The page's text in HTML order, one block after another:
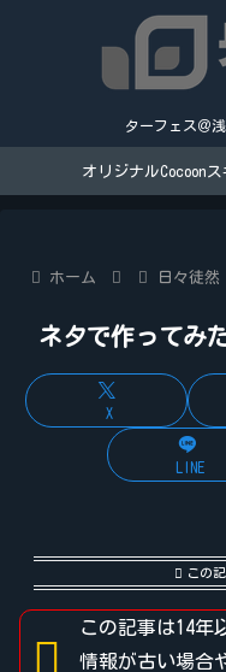
ターフェス＠
オリジナルCocoon
ホーム 日々徒然
ネタで作ってみ
X
LINE
この
この記事は14年
情報が古い場合